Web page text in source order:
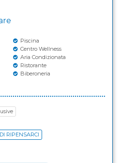
Piscina
Centro Wellness
Aria Condizionata
Ristorante
Biberoneria
RIPENSARCI